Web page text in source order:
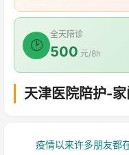
🕑
全天陪诊
500 元/8h
天津医院陪护-
疫情以来许多朋友都在